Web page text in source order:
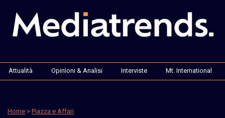
Attualità Opinioni & Analisi Interviste Mt. International
Home > Piazza e Affari